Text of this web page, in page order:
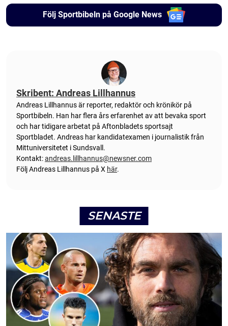
Följ Sportbibeln på Google News
Skribent: Andreas Lillhannus
Andreas Lillhannus är reporter, redaktör och krönikör på
Sportbibeln. Han har flera års erfarenhet av att bevaka sport
och har tidigare arbetat på Aftonbladets sportsajt
Sportbladet. Andreas har kandidatexamen i journalistik från
Mittuniversitetet i Sundsvall.
Kontakt:andreas.lillhannus@newsner.com
Följ Andreas Lillhannus på X här.
SENASTE